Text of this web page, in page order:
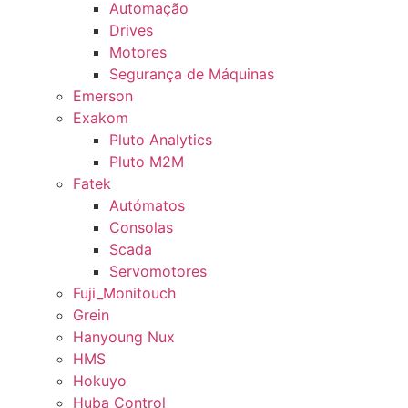
Automação
Drives
Motores
Segurança de Máquinas
Emerson
Exakom
Pluto Analytics
Pluto M2M
Fatek
Autómatos
Consolas
Scada
Servomotores
Fuji_Monitouch
Grein
Hanyoung Nux
HMS
Hokuyo
Huba Control